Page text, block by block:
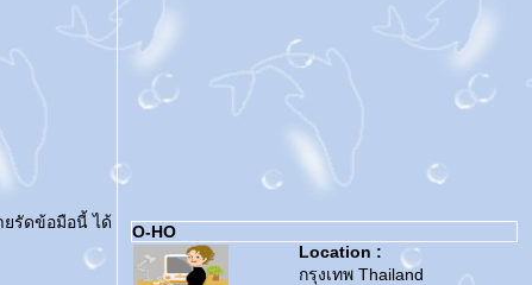
ยรัดข้อมือนี้ ได้
O-HO
Location :
กรุงเทพ Thailand